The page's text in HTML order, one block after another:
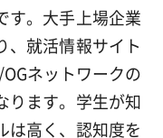
す。大手上場企業
、就活情報サイト
ネットワークの
ります。学生が知
は高く、認知度を